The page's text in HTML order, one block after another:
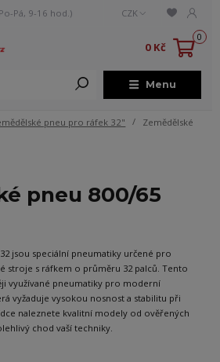
Menu
CZK
Pá, 9-16 hod.)
0
0 Kč
pneu pro ráfek 32"
Zemědělské
pneu 800/65
jsou speciální pneumatiky určené pro
stroje s ráfkem o průměru 32 palců. Tento
využívané pneumatiky pro moderní
vyžaduje vysokou nosnost a stabilitu při
naleznete kvalitní modely od ověřených
chod vaší techniky.